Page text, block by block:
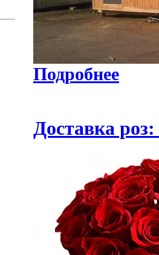
Подробнее
Доставка